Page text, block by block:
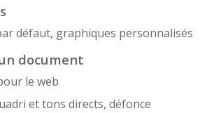
défaut, graphiques personnalisés
document
le web
et tons directs, défonce